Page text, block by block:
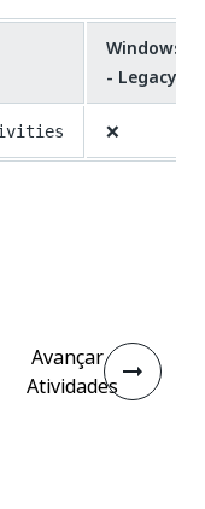
Windows
- Legacy
❌
Avançar
Atividades